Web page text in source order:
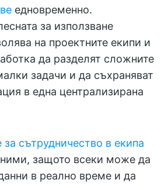
едновременно.
за използване
на проектните екипи и
да разделят сложните
задачи и да съхраняват
в една централизирана
сътрудничество в екипа
защото всеки може да
в реално време и да